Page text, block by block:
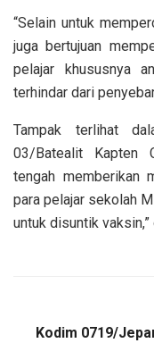
“Selain untuk
juga bertujuan
pelajar khususnya
terhindar dari
Tampak terlihat
03/Batealit Kapten
tengah memberikan
para pelajar sekolah
untuk disuntik
Kodim 0719/